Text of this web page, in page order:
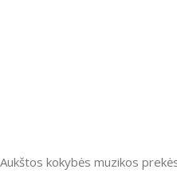
Aukštos kokybės muzikos